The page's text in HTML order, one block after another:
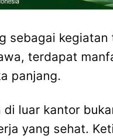
sebagai kegiatan
terdapat
panjang.
luar kantor
yang sehat.